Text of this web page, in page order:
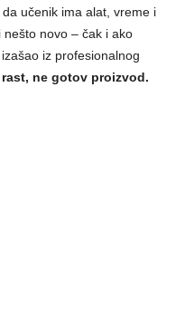
učenik ima alat, vreme i
novo – čak i ako
iz profesionalnog
ne gotov proizvod.